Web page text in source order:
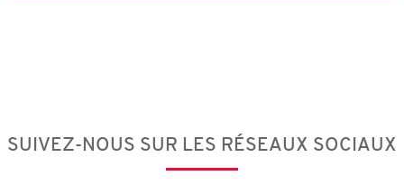
SUIVEZ-NOUS SUR LES RÉSEAUX SOCIAUX